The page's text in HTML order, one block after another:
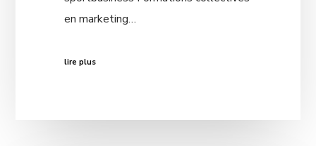
en marketing…
lire plus